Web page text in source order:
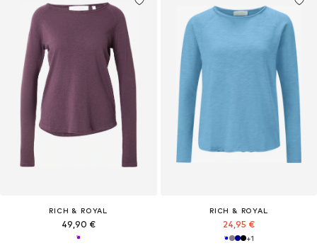
RICH & ROYAL
49,90 €
RICH & ROYAL
24,95 €
+1